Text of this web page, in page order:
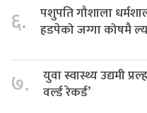
६.
पशुपति गौशाला
हडपेको जग्गा कोषमै
७.
युवा स्वास्थ्य उद्यमी
वर्ल्ड रेकर्ड’